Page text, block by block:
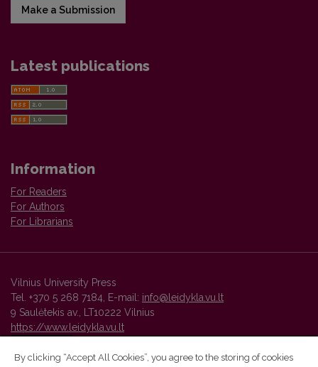
Make a Submission
Latest publications
Information
For Readers
For Authors
For Librarians
Vilnius University Press
Tel. +370 5 268 7184, E-mail: info@leidykla.vu.lt
9 Saulėtekis av., LT10222 Vilnius
https://www.leidykla.vu.lt
By clicking “Accept All Cookies”, you agree to the storing of cookies